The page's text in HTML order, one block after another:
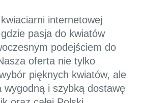
internetowej
pasja do kwiatów
podejściem do
oferta nie tylko
pięknych kwiatów, ale
wygodną i szybką dostawę